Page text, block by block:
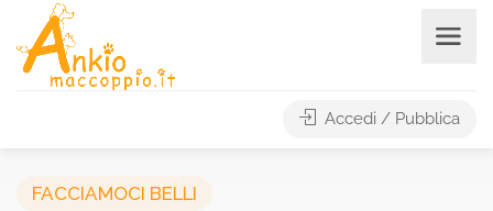
Accedi / Pubblica
FACCIAMOCI BELLI